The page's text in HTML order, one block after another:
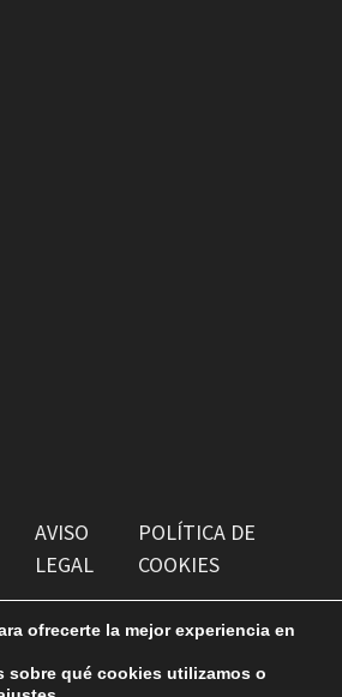
AVISO
LEGAL
POLÍTICA DE
COOKIES
ofrecerte la mejor experiencia en
sobre qué cookies utilizamos o